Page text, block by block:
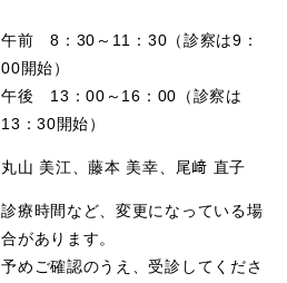
午前 8：30～11：30（診察は9：
00開始）
午後 13：00～16：00（診察は
13：30開始）
丸山 美江、藤本 美幸、尾﨑 直子
診療時間など、変更になっている場
合があります。
予めご確認のうえ、受診してくださ